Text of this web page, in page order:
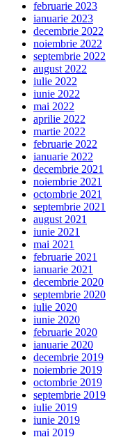
februarie 2023
ianuarie 2023
decembrie 2022
noiembrie 2022
septembrie 2022
august 2022
iulie 2022
iunie 2022
mai 2022
aprilie 2022
martie 2022
februarie 2022
ianuarie 2022
decembrie 2021
noiembrie 2021
octombrie 2021
septembrie 2021
august 2021
iunie 2021
mai 2021
februarie 2021
ianuarie 2021
decembrie 2020
septembrie 2020
iulie 2020
iunie 2020
februarie 2020
ianuarie 2020
decembrie 2019
noiembrie 2019
octombrie 2019
septembrie 2019
iulie 2019
iunie 2019
mai 2019